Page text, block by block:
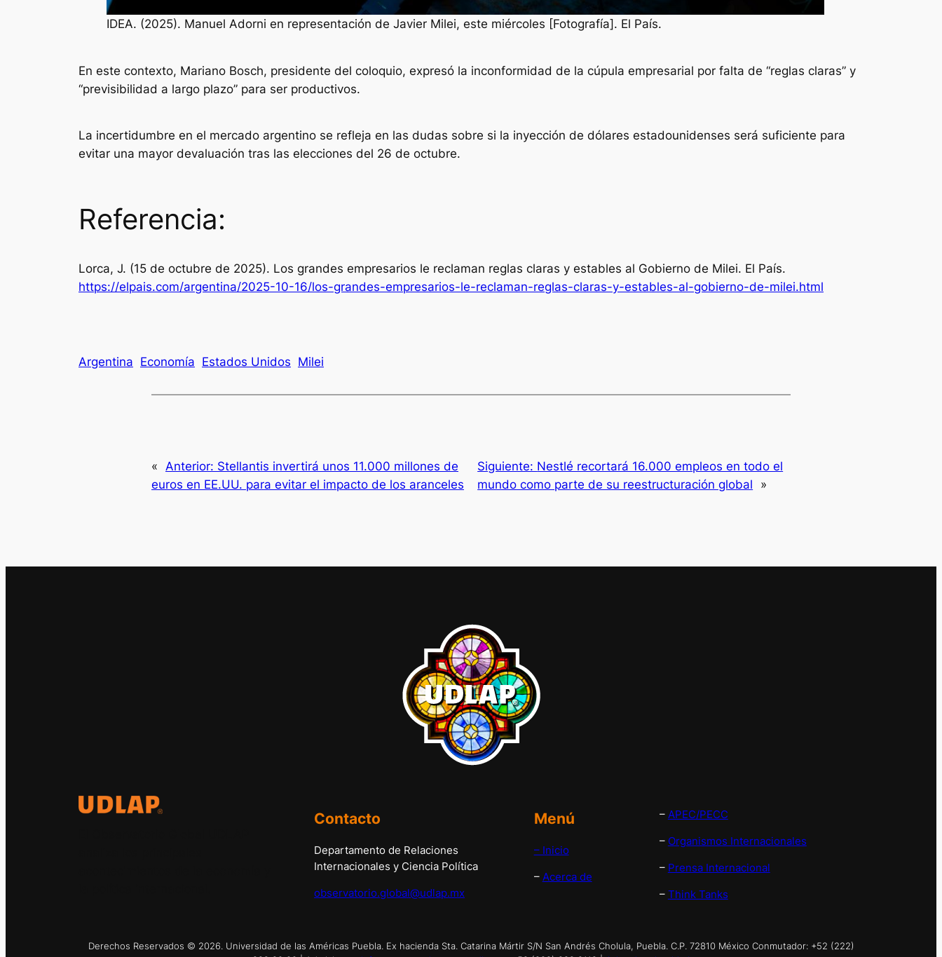
IDEA. (2025). Manuel Adorni en representación de Javier Milei, este miércoles [Fotografía]. El País.
En este contexto, Mariano Bosch, presidente del coloquio, expresó la inconformidad de la cúpula empresarial por falta de “reglas claras” y
“previsibilidad a largo plazo” para ser productivos.
La incertidumbre en el mercado argentino se refleja en las dudas sobre si la inyección de dólares estadounidenses será suficiente para
evitar una mayor devaluación tras las elecciones del 26 de octubre.
Referencia:
Lorca, J. (15 de octubre de 2025). Los grandes empresarios le reclaman reglas claras y estables al Gobierno de Milei. El País.
https://elpais.com/argentina/2025-10-16/los-grandes-empresarios-le-reclaman-reglas-claras-y-estables-al-gobierno-de-milei.html
Argentina Economía Estados Unidos Milei
« Anterior: Stellantis invertirá unos 11.000 millones de
euros en EE.UU. para evitar el impacto de los aranceles
Siguiente: Nestlé recortará 16.000 empleos en todo el
mundo como parte de su reestructuración global
»
Contacto
Departamento de Relaciones
Internacionales y Ciencia Política
observatorio.global@udlap.mx
Menú
– Inicio
– Acerca de
– APEC/PECC
– Organismos Internacionales
– Prensa Internacional
– Think Tanks
Derechos Reservados © 2026. Universidad de las Américas Puebla. Ex hacienda Sta. Catarina Mártir S/N San Andrés Cholula, Puebla. C.P. 72810 México Conmutador: +52 (222)